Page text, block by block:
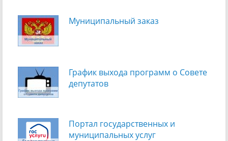
Муниципальный заказ
График выхода программ о Cовете
депутатов
Портал государственных и
муниципальных услуг